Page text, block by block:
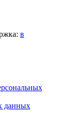
в
данных